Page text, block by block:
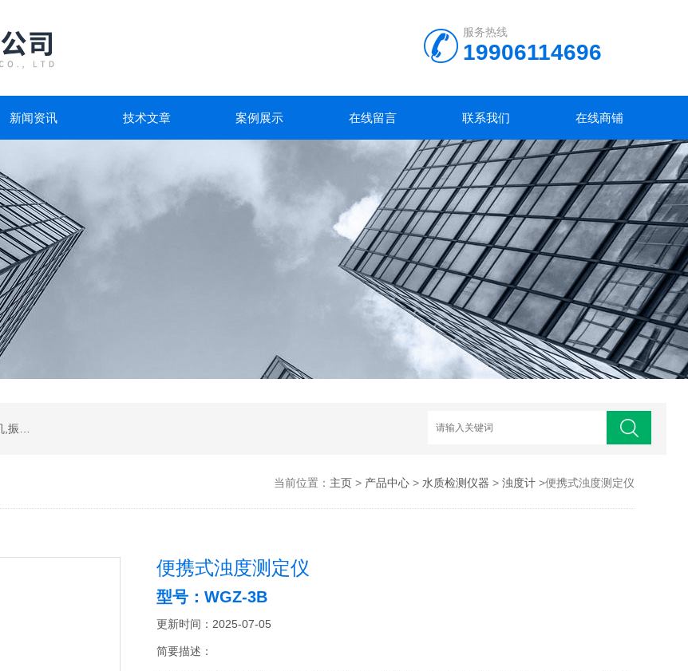
服务热线
19906114696
新闻资讯 技术文章 案例展示 在线留言 联系我们 在线商铺
当前位置： 主页> 产品中心> 水质检测仪器 > 浊度计>便携式浊度测定仪
便携式浊度测定仪
型号：WGZ-3B
更新时间：2025-07-05
简要描述：